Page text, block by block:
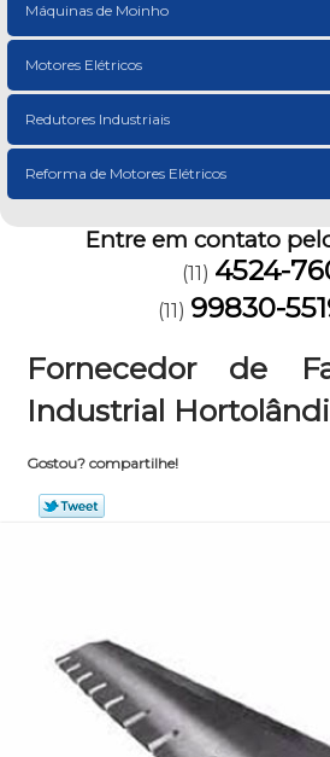
Máquinas de Moinho
Motores Elétricos
Redutores Industriais
Reforma de Motores Elétricos
Entre em contato
(11) 4524-
(11) 99830-
Fornecedor de
Industrial
Gostou? compartilhe!